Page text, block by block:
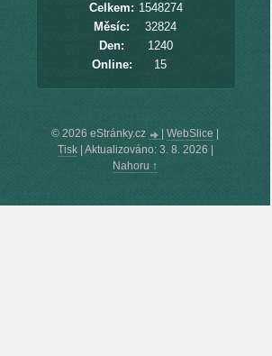
Online: 15
Celkem: 1548274
Měsíc:
32824
Den:
1240
© 2026 eStránky.cz WebSlice
Tisk| Aktualizováno: 3. 8. 2026
Nahoru ↑